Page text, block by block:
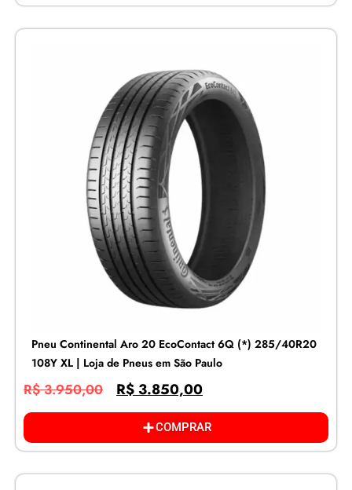
Pneu Continental Aro 20 EcoContact 6Q (*) 285/40R20
108Y XL | Loja de Pneus em São Paulo
R$3.950,00 R$ 3.850,00
COMPRAR